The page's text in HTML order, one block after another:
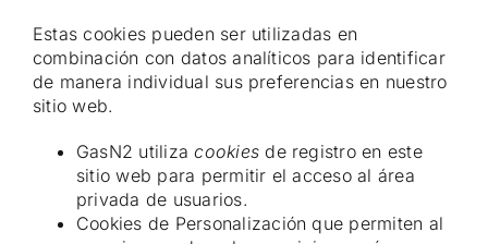
Estas cookies pueden ser utilizadas en
combinación con datos analíticos para identificar
de manera individual sus preferencias en nuestro
sitio web.
GasN2 utilizacookies de registro en este
sitio web para permitir el acceso al área
privada de usuarios.
Cookies de Personalización que permiten al